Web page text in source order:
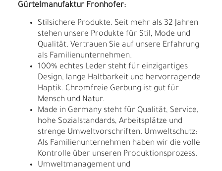
Gürtelmanufaktur Fronhofer:
Stilsichere Produkte. Seit mehr als 32 Jahren
stehen unsere Produkte für Stil, Mode und
Qualität. Vertrauen Sie auf unsere Erfahrung
als Familienunternehmen.
100% echtes Leder steht für einzigartiges
Design, lange Haltbarkeit und hervorragende
Haptik. Chromfreie Gerbung ist gut für
Mensch und Natur.
Made in Germany steht für Qualität, Service,
hohe Sozialstandards, Arbeitsplätze und
strenge Umweltvorschriften. Umweltschutz:
Als Familienunternehmen haben wir die volle
Kontrolle über unseren Produktionsprozess.
Umweltmanagement und